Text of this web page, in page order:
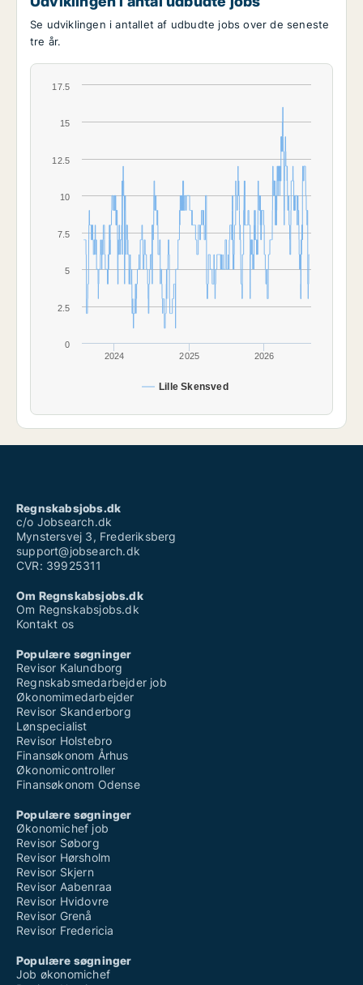
Se udviklingen i antallet af udbudte jobs over de seneste
tre år.
Lille Skensved
2024 2025 2026
0
2.5
5
7.5
10
12.5
15
17.5
Regnskabsjobs.dk
c/o Jobsearch.dk
Mynstersvej 3, Frederiksberg
support@jobsearch.dk
CVR: 39925311
Om Regnskabsjobs.dk
Om Regnskabsjobs.dk
Kontakt os
Populære søgninger
Revisor Kalundborg
Regnskabsmedarbejder job
Økonomimedarbejder
Revisor Skanderborg
Lønspecialist
Revisor Holstebro
Finansøkonom Århus
Økonomicontroller
Finansøkonom Odense
Populære søgninger
Økonomichef job
Revisor Søborg
Revisor Hørsholm
Revisor Skjern
Revisor Aabenraa
Revisor Hvidovre
Revisor Grenå
Revisor Fredericia
Populære søgninger
Job økonomichef